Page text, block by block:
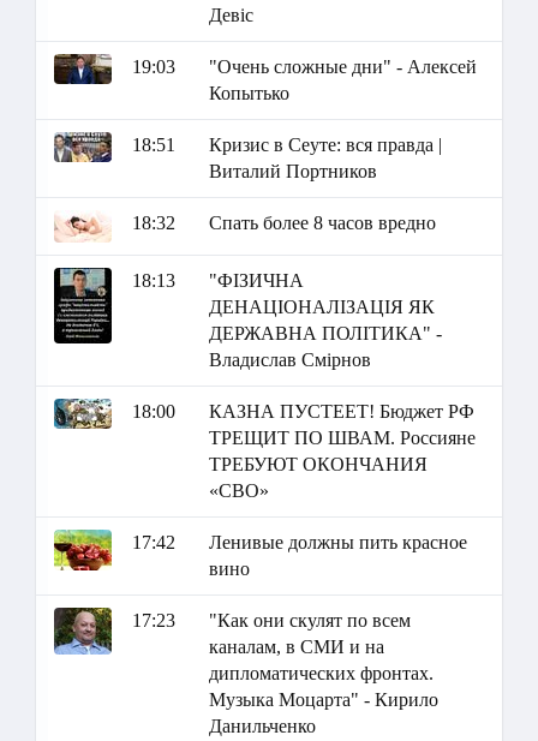
Девіс
19:03
"Очень сложные дни" - Алексей
Копытько
18:51
Кризис в Сеуте: вся правда |
Виталий Портников
18:32 Спать более 8 часов вредно
18:13
"ФІЗИЧНА
ДЕНАЦІОНАЛІЗАЦІЯ ЯК
ДЕРЖАВНА ПОЛІТИКА" -
Владислав Смірнов
18:00
КАЗНА ПУСТЕЕТ! Бюджет РФ
ТРЕЩИТ ПО ШВАМ. Россияне
ТРЕБУЮТ ОКОНЧАНИЯ
«СВО»
17:42
Ленивые должны пить красное
вино
17:23
"Как они скулят по всем
каналам, в СМИ и на
дипломатических фронтах.
Музыка Моцарта" - Кирило
Данильченко